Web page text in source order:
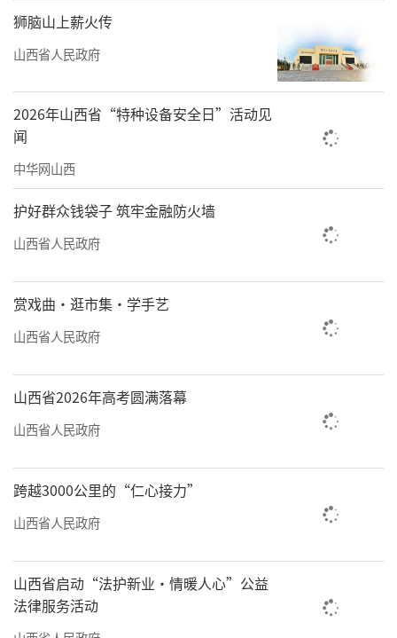
晋阳》大型水上实景演艺拉开帷幕。观众席
上，来自江苏的游客李女士赞叹道：“这场演
出将现代科技与山西文化完美结合，的确不虚
此行。”
演艺经济的蓬勃兴起，是我省消费市场提
质扩容的生动注脚。近年来，全省重点景区接
待游客、门票收入、经营收入3项指标连续实现
两位数增长。特别是“跟着悟空游山西”“与
响力持续提升。
太原市更是在“歌迷之城”打造上成效显
唱会就带动周边餐饮、住宿、交通等行业消费
超亿元。
区，一家智能家居体验馆内，顾客络绎不绝。
店长介绍：“如今消费者不仅关注产品功能，
新消费场景创建、新消费品牌培育——“两
新”政策的实施，也为消费市场注入强劲动
狮脑山上薪火传
山西省人民政府
2026年山西省“特种设备安全日”活动见
闻
中华网山西
护好群众钱袋子 筑牢金融防火墙
山西省人民政府
赏戏曲·逛市集·学手艺
山西省人民政府
山西省2026年高考圆满落幕
山西省人民政府
跨越3000公里的“仁心接力”
山西省人民政府
山西省启动“法护新业·情暖人心”公益
法律服务活动